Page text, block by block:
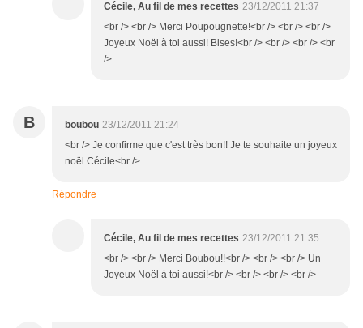
Cécile, Au fil de mes recettes 23/12/2011 21:37
<br /> <br /> Merci Poupougnette!<br /> <br /> <br />
Joyeux Noël à toi aussi! Bises!<br /> <br /> <br /> <br
/>
B boubou 23/12/2011 21:24
<br /> Je confirme que c'est très bon!! Je te souhaite un joyeux
noël Cécile<br />
Répondre
Cécile, Au fil de mes recettes 23/12/2011 21:35
<br /> <br /> Merci Boubou!!<br /> <br /> <br /> Un
Joyeux Noël à toi aussi!<br /> <br /> <br /> <br />